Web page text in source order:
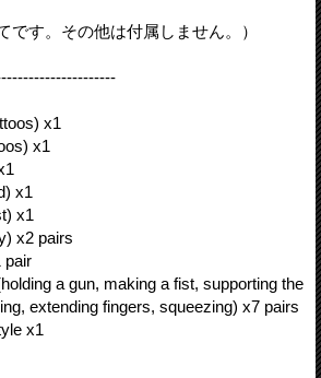
です。その他は付属しません。）
x1
x1
x1
x1
x2 pairs
pair
a gun, making a fist, supporting the
extending fingers, squeezing) x7 pairs
x1